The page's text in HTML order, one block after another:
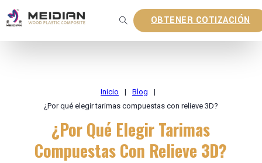
OBTENER COTIZACIÓN
Inicio | Blog
|
¿Por qué elegir tarimas compuestas con relieve 3D?
¿Por Qué Elegir Tarimas
Compuestas Con Relieve 3D?